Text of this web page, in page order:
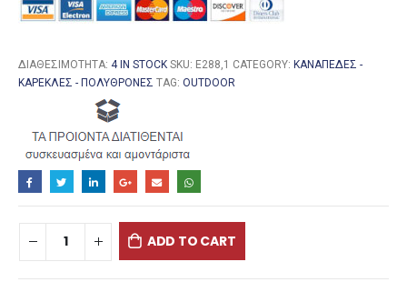
ΔΙΑΘΕΣΙΜΌΤΗΤΑ: 4 IN STOCK SKU: Ε288,1 CATEGORY: ΚΑΝΑΠΈΔΕΣ -
ΚΑΡΈΚΛΕΣ - ΠΟΛΥΘΡΌΝΕΣ TAG: OUTDOOR
ADD TO CART